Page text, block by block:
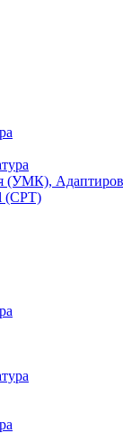
(УМК),
(CPT)